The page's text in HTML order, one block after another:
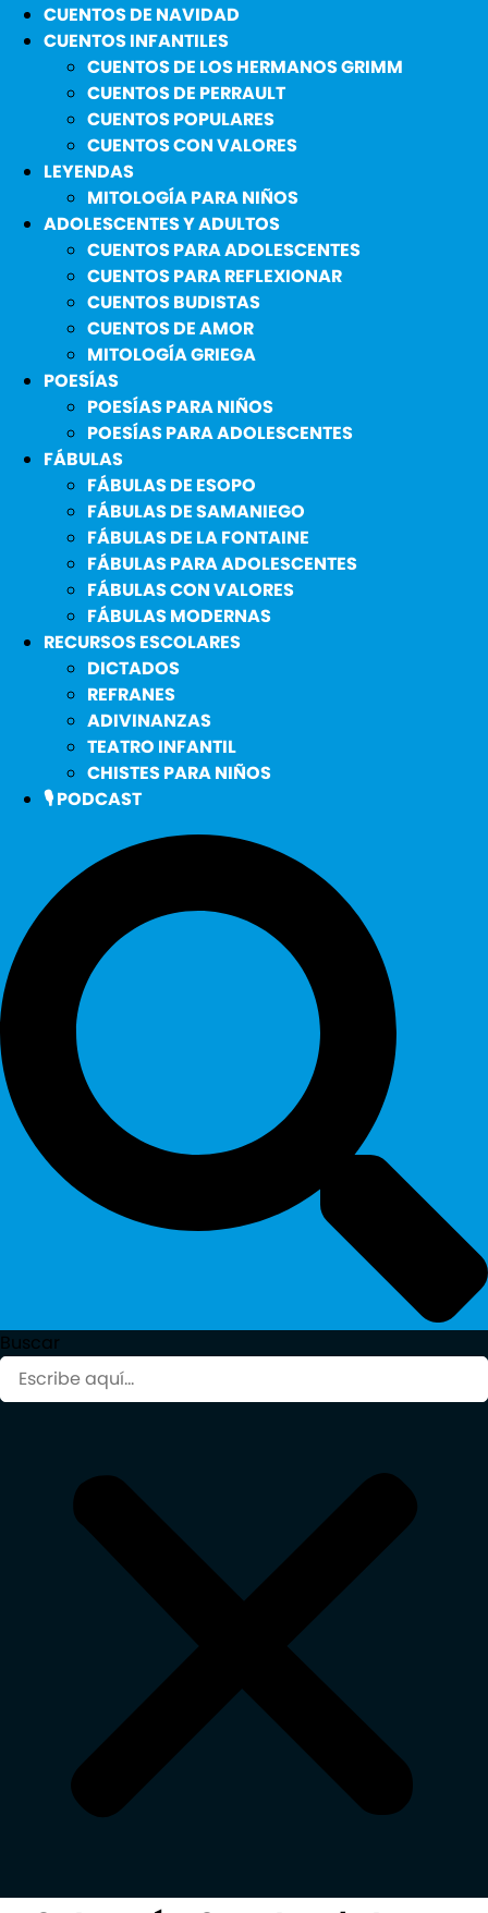
CUENTOS DE NAVIDAD
CUENTOS INFANTILES
CUENTOS DE LOS HERMANOS GRIMM
CUENTOS DE PERRAULT
CUENTOS POPULARES
CUENTOS CON VALORES
LEYENDAS
MITOLOGÍA PARA NIÑOS
ADOLESCENTES Y ADULTOS
CUENTOS PARA ADOLESCENTES
CUENTOS PARA REFLEXIONAR
CUENTOS BUDISTAS
CUENTOS DE AMOR
MITOLOGÍA GRIEGA
POESÍAS
POESÍAS PARA NIÑOS
POESÍAS PARA ADOLESCENTES
FÁBULAS
FÁBULAS DE ESOPO
FÁBULAS DE SAMANIEGO
FÁBULAS DE LA FONTAINE
FÁBULAS PARA ADOLESCENTES
FÁBULAS CON VALORES
FÁBULAS MODERNAS
RECURSOS ESCOLARES
DICTADOS
REFRANES
ADIVINANZAS
TEATRO INFANTIL
CHISTES PARA NIÑOS
🎙️ PODCAST
Buscar